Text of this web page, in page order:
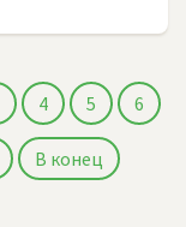
4 5 6
В конец